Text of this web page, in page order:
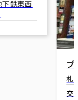
パ
札
交